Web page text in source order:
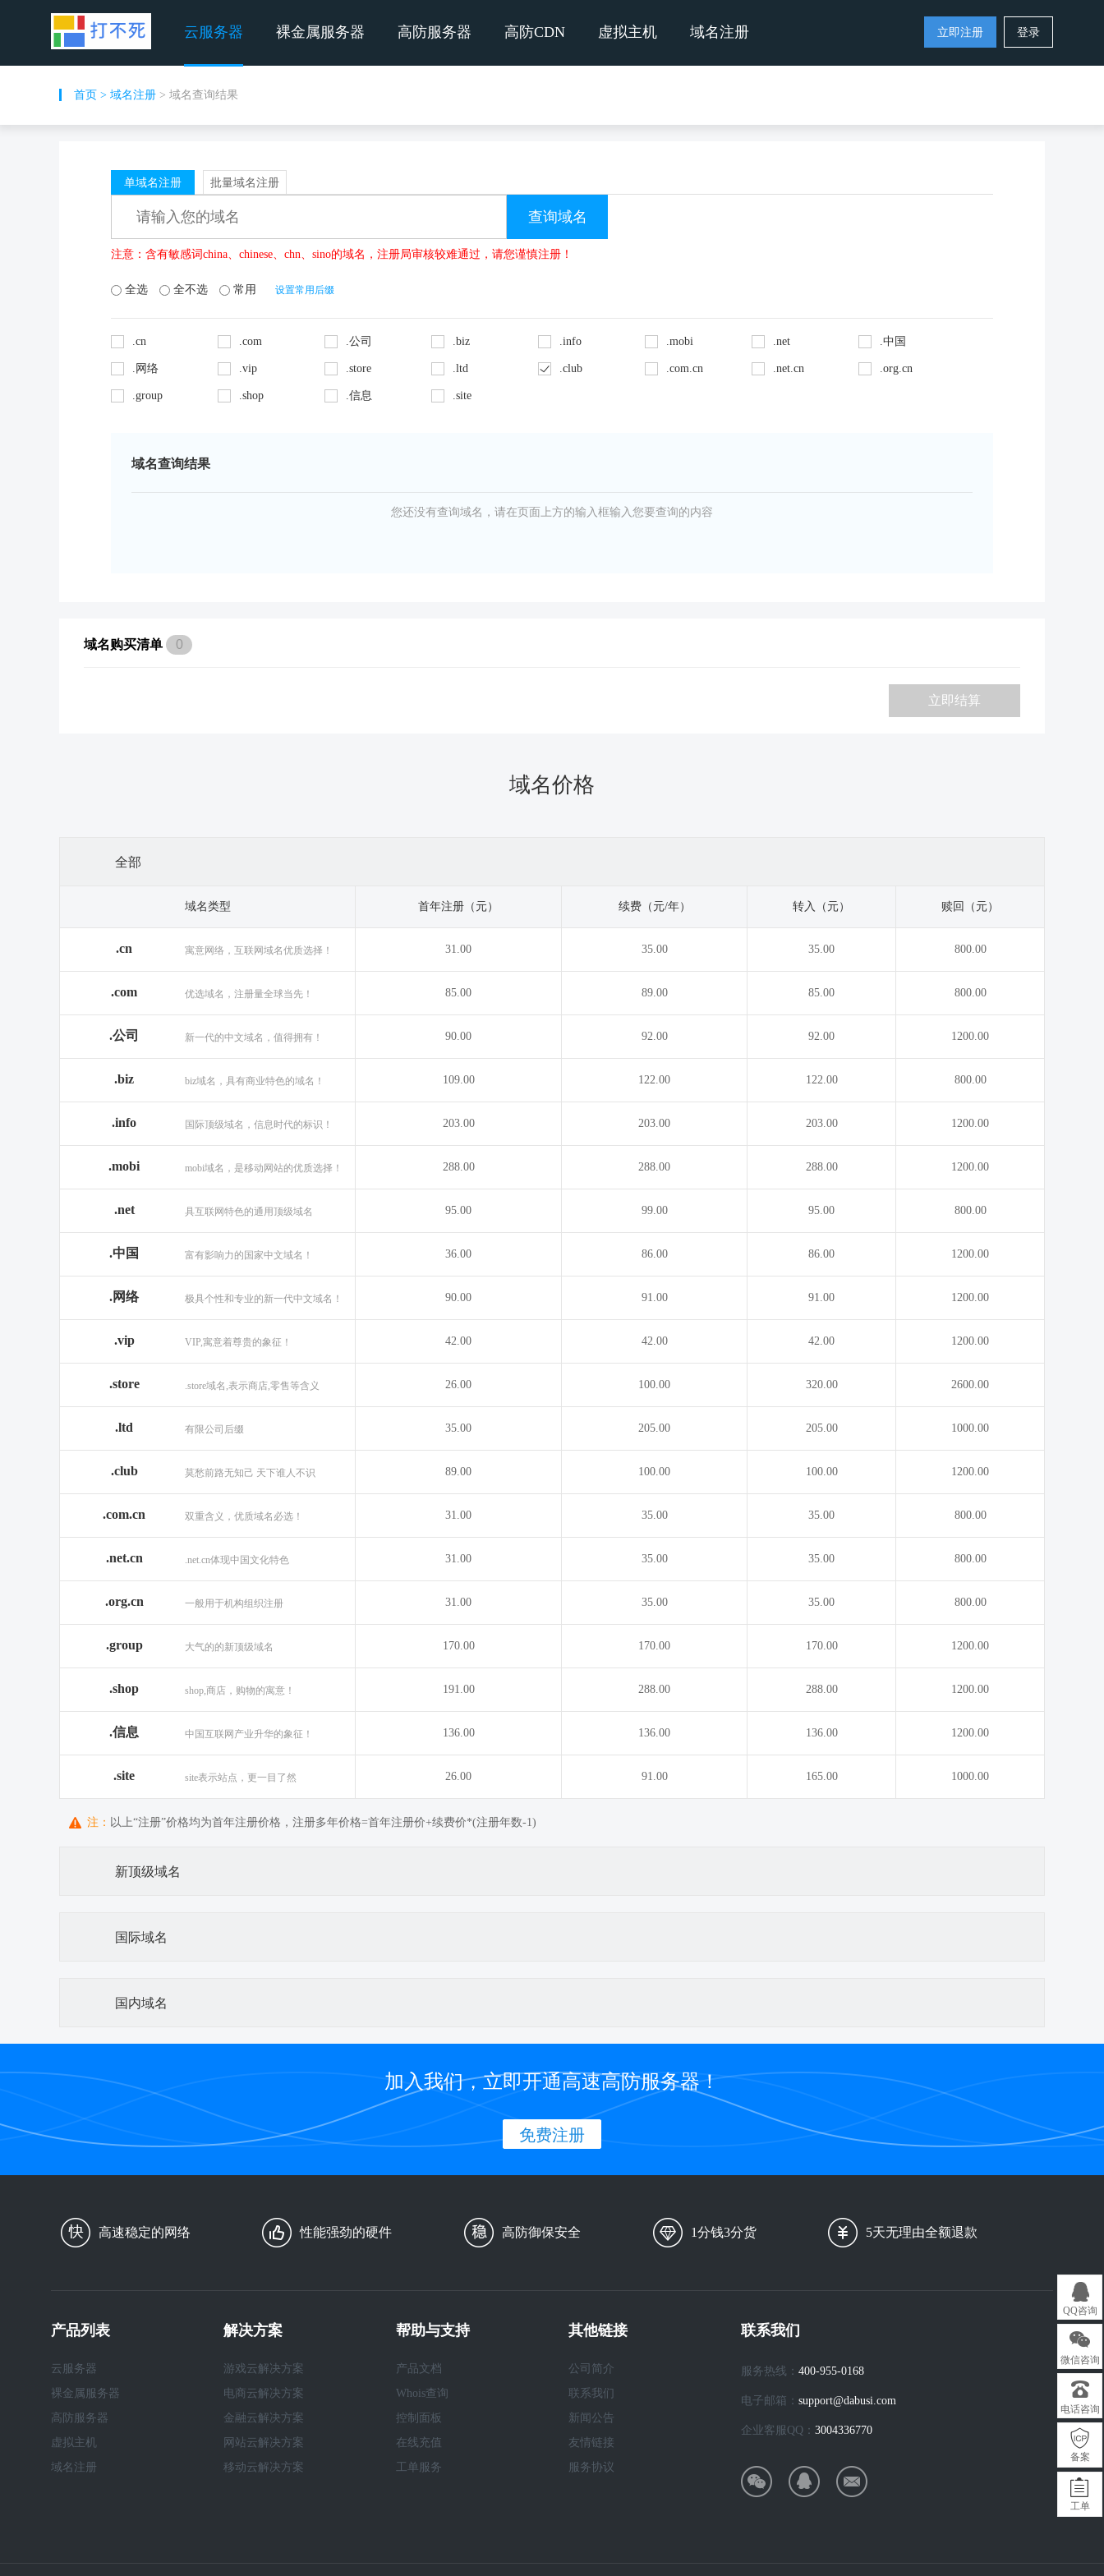
云服务器 裸金属服务器 高防服务器 高防CDN 虚拟主机 域名注册 立即注册 登录
首页 > 域名注册 > 域名查询结果
单域名注册 批量域名注册
注意：含有敏感词china、chinese、chn、sino的域名，注册局审核较难通过，请您谨慎注册！
全选 全不选 常用 设置常用后缀
.cn .com .公司 .biz .info .mobi .net .中国
.网络 .vip .store .ltd .club .com.cn .net.cn .org.cn
.group .shop .信息 .site
域名查询结果
您还没有查询域名，请在页面上方的输入框输入您要查询的内容
域名购买清单 0
立即结算
域名价格
全部
域名类型 首年注册（元） 续费（元/年） 转入（元） 赎回（元）
.cn 寓意网络，互联网域名优质选择！ 31.00 35.00 35.00 800.00
.com 优选域名，注册量全球当先！ 85.00 89.00 85.00 800.00
.公司 新一代的中文域名，值得拥有！ 90.00 92.00 92.00 1200.00
.biz biz域名，具有商业特色的域名！ 109.00 122.00 122.00 800.00
.info 国际顶级域名，信息时代的标识！ 203.00 203.00 203.00 1200.00
.mobi mobi域名，是移动网站的优质选择！ 288.00 288.00 288.00 1200.00
.net 具互联网特色的通用顶级域名 95.00 99.00 95.00 800.00
.中国 富有影响力的国家中文域名！ 36.00 86.00 86.00 1200.00
.网络 极具个性和专业的新一代中文域名！ 90.00 91.00 91.00 1200.00
.vip VIP,寓意着尊贵的象征！ 42.00 42.00 42.00 1200.00
.store .store域名,表示商店,零售等含义 26.00 100.00 320.00 2600.00
.ltd 有限公司后缀 35.00 205.00 205.00 1000.00
.club 莫愁前路无知己 天下谁人不识 89.00 100.00 100.00 1200.00
.com.cn 双重含义，优质域名必选！ 31.00 35.00 35.00 800.00
.net.cn .net.cn体现中国文化特色 31.00 35.00 35.00 800.00
.org.cn 一般用于机构组织注册 31.00 35.00 35.00 800.00
.group 大气的的新顶级域名 170.00 170.00 170.00 1200.00
.shop shop,商店，购物的寓意！ 191.00 288.00 288.00 1200.00
.信息 中国互联网产业升华的象征！ 136.00 136.00 136.00 1200.00
.site site表示站点，更一目了然 26.00 91.00 165.00 1000.00
注： 以上“注册”价格均为首年注册价格，注册多年价格=首年注册价+续费价*(注册年数-1)
新顶级域名
国际域名
国内域名
加入我们，立即开通高速高防服务器！
免费注册
高速稳定的网络 性能强劲的硬件 高防御保安全 1分钱3分货 5天无理由全额退款
产品列表
云服务器
裸金属服务器
高防服务器
虚拟主机
域名注册
解决方案
游戏云解决方案
电商云解决方案
金融云解决方案
网站云解决方案
移动云解决方案
帮助与支持
产品文档
Whois查询
控制面板
在线充值
工单服务
其他链接
公司简介
联系我们
新闻公告
友情链接
服务协议
联系我们
服务热线： 400-955-0168
电子邮箱： support@dabusi.com
企业客服QQ： 3004336770
QQ咨询
微信咨询
电话咨询
备案
工单